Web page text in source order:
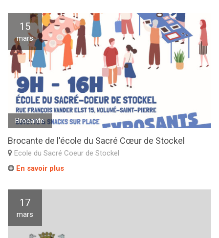
15
mars
Brocante
Brocante de l'école du Sacré Cœur de Stockel
Ecole du Sacré Coeur de Stockel
En savoir plus
17
mars